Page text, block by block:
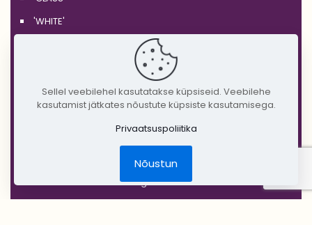
'WHITE'
'GOLD'
DIY Create Your Wedding
Sellel veebilehel kasutatakse küpsiseid. Veebilehe
kasutamist jätkates nõustute küpsiste kasutamisega.
Privaatsuspoliitika
Nõustun